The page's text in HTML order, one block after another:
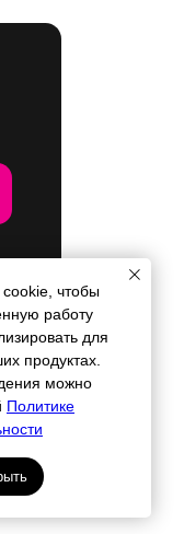
чтобы
работу
для
продуктах.
можно
Политике